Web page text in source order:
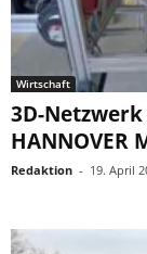
Wirtschaft
3D-
HANNOVER
Redaktion - 19. April